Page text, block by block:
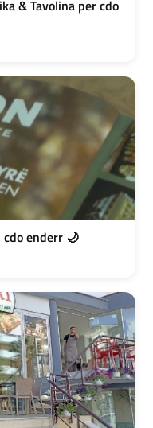
& Tavolina per cdo
enderr 🌙